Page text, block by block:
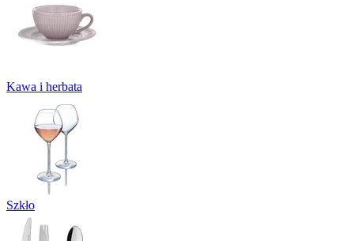
Kawa i herbata
Szkło